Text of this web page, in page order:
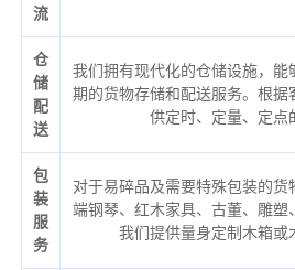
流
仓
储
配
送
我们拥有现代化的仓储设施，
期的货物存储和配送服务。根据
供定时、定量、定点
包
装
服
务
对于易碎品及需要特殊包装的货
端钢琴、红木家具、古董、雕塑
我们提供量身定制木箱或